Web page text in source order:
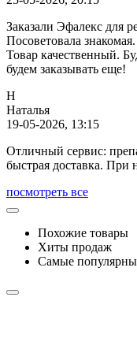
Заказали Эфалекс для
Посоветовала
Товар качественный.
будем заказывать еще!
Н
Наталья
19-05-2026, 13:15
Отличный сервис:
быстрая доставка. При
посмотреть все
Похожие товары
Хиты продаж
Самые